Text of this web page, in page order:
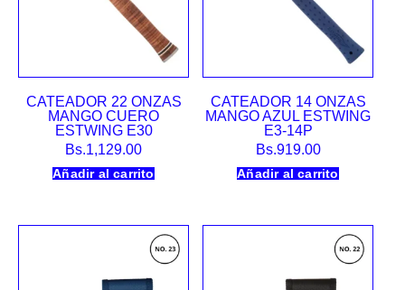
CATEADOR 22 ONZAS
MANGO CUERO
ESTWING E30
Bs.1,129.00
Añadir al carrito
CATEADOR 14 ONZAS
MANGO AZUL ESTWING
E3-14P
Bs.919.00
Añadir al carrito